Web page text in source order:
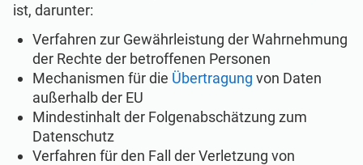
ist, darunter:
Verfahren zur Gewährleistung der Wahrnehmung
der Rechte der betroffenen Personen
Mechanismen für die Übertragung von Daten
außerhalb der EU
Mindestinhalt der Folgenabschätzung zum
Datenschutz
Verfahren für den Fall der Verletzung von